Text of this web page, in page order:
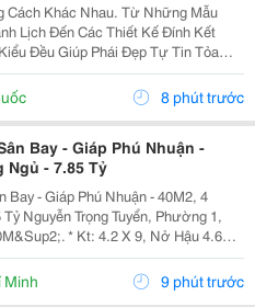
Cách Khác Nhau. Từ Những Mẫu
Lịch Đến Các Thiết Kế Đính Kết
Đều Giúp Phái Đẹp Tự Tin Tỏa
Tiệc Cưới, Gala, Sinh Nhật Hay
Nếu Bạn Đang Tìm Kiếm Mẫu Váy
8 phút trước
Bay - Giáp Phú Nhuận -
Ngủ - 7.85 Tỷ
Bay - Giáp Phú Nhuận - 40M2, 4
1,
* Kt: 4.2 X 9, Nở Hậu 4.6
5 Wc. Chỉ Một Căn Ra
Nhà Lâu Năm,...
Minh 9 phút trước